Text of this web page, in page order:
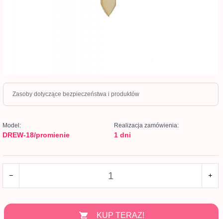
Zasoby dotyczące bezpieczeństwa i produktów
Model:
DREW-18/promienie
Realizacja zamówienia:
1 dni
KUP TERAZ!